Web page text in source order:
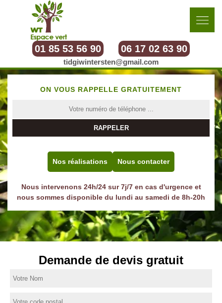
01 85 53 56 90 06 17 02 63 90
tidgiwintersten@gmail.com
ON VOUS RAPPELLE GRATUITEMENT
Nos réalisations Nous contacter
Nous intervenons 24h/24 sur 7j/7 en cas d'urgence et
nous sommes disponible du lundi au samedi de 8h-20h
Demande de devis gratuit